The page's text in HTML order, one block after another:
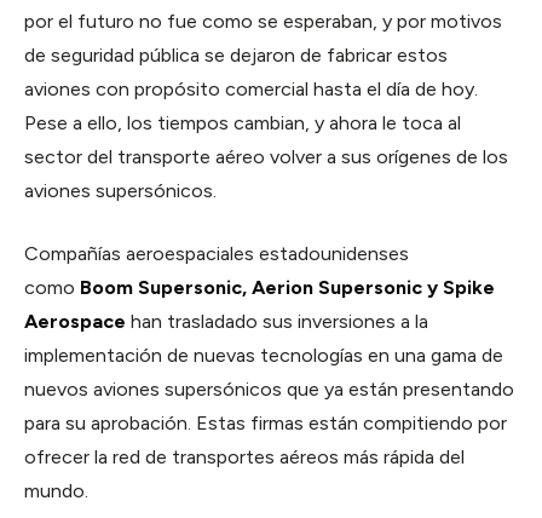
por el futuro no fue como se esperaban, y por motivos
de seguridad pública se dejaron de fabricar estos
aviones con propósito comercial hasta el día de hoy.
Pese a ello, los tiempos cambian, y ahora le toca al
sector del transporte aéreo volver a sus orígenes de los
aviones supersónicos.
Compañías aeroespaciales estadounidenses
como Boom Supersonic, Aerion Supersonic y Spike
Aerospace han trasladado sus inversiones a la
implementación de nuevas tecnologías en una gama de
nuevos aviones supersónicos que ya están presentando
para su aprobación. Estas firmas están compitiendo por
ofrecer la red de transportes aéreos más rápida del
mundo.